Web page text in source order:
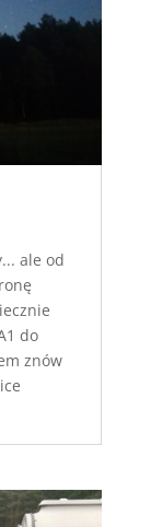
ale od
do
znów